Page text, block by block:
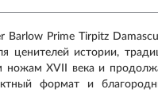
Prime Tirpitz
ценителей истории,
XVII века и
формат и